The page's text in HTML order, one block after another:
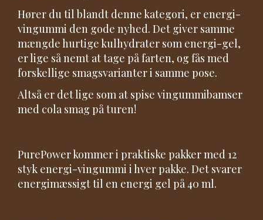
Hører du til blandt denne kategori, er energi-
vingummi den gode nyhed. Det giver samme
mængde hurtige kulhydrater som energi-gel,
er lige så nemt at tage på farten, og fås med
forskellige smagsvarianter i samme pose.
Altså er det lige som at spise vingummibamser
med cola smag på turen!
PurePower kommer i praktiske pakker med 12
styk energi-vingummi i hver pakke. Det svarer
energimæssigt til en energi gel på 40 ml.